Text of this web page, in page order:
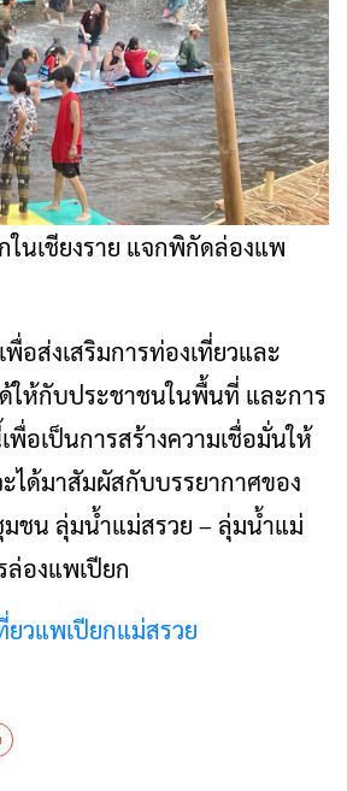
ในเชียงราย แจกพิกัดล่องแพ
อส่งเสริมการท่องเที่ยวและ
ด้ให้กับประชาชนในพื้นที่ และการ
อเป็นการสร้างความเชื่อมั่นให้
ได้มาสัมผัสกับบรรยากาศของ
มชน ลุ่มน้ำแม่สรวย – ลุ่มน้ำแม่
ล่องแพเปียก
ยวแพเปียกแม่สรวย